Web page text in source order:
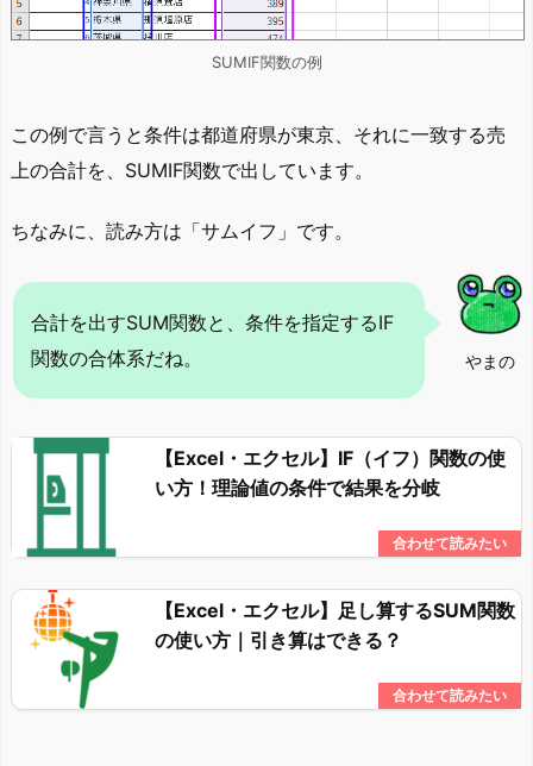
SUMIF関数の例
この例で言うと条件は都道府県が東京、それに一致する売
上の合計を、SUMIF関数で出しています。
ちなみに、読み方は「サムイフ」です。
やまの
合計を出すSUM関数と、条件を指定するIF
関数の合体系だね。
【Excel・エクセル】IF（イフ）関数の使
い方！理論値の条件で結果を分岐
【Excel・エクセル】足し算するSUM関数
の使い方｜引き算はできる？